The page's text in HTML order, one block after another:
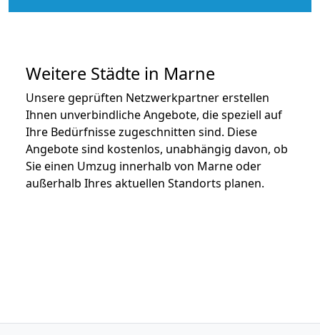
Weitere Städte in Marne
Unsere geprüften Netzwerkpartner erstellen
Ihnen unverbindliche Angebote, die speziell auf
Ihre Bedürfnisse zugeschnitten sind. Diese
Angebote sind kostenlos, unabhängig davon, ob
Sie einen Umzug innerhalb von Marne oder
außerhalb Ihres aktuellen Standorts planen.